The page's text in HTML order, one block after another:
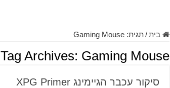
בית / תגית:Gaming Mouse
Tag Archives: Gaming Mouse
סיקור עכבר הגיימינג XPG Primer